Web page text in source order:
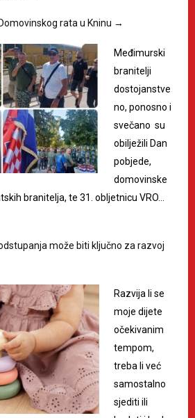
rata u Kninu →
Međimurski
branitelji
dostojanstve
no, ponosno i
svečano su
obilježili Dan
pobjede,
domovinske
branitelja, te 31. obljetnicu VRO…
može biti ključno za razvoj
Razvija li se
moje dijete
očekivanim
tempom,
treba li već
samostalno
sjediti ili